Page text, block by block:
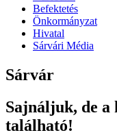
Befektetés
Önkormányzat
Hivatal
Sárvári Média
Sárvár
Sajnáljuk, de a
található!